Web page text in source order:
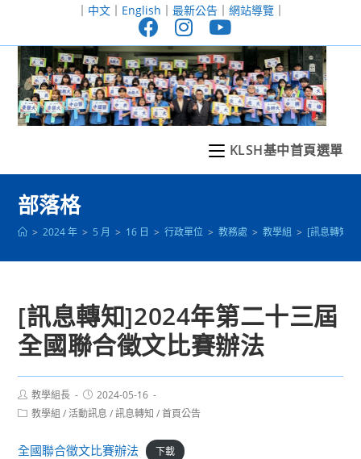
至
｜ 中文｜ English ｜ 最新公告｜ 網站導覽｜
KLSH基中首頁選單
部落格
> 2024 年 > 5 月 > 16 日 > 行政單位 > 教務處 > 教學組 > [訊息轉知
[訊息轉知]2024年第二十三屆
全國聯合徵文比賽辦法
Post
author:
教學組長
Post
published:
2024-05-16
Post教學組 / 活動訊息 / 訊息轉知 / 首頁公告
全國聯合徵文比賽辦法 下載